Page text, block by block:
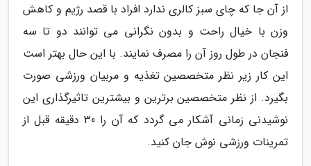
از آن جا که چای سبز کالری ندارد افراد با قصد رژیم و کاهش
وزن با خیال راحت و بدون نگرانی می توانند دو تا سه
فنجان در طول روز آن را مصرف نمایند. با این حال بهتر است
این کار زیر نظر متخصصین تغذیه و مربیان ورزشی صورت
بگیرد. از نظر متخصصین برترین و بیشترین تاثیرگذاری این
نوشیدنی زمانی آشکار می گردد که آن را 30 دقیقه قبل از
تمرینات ورزشی نوش جان کنید.